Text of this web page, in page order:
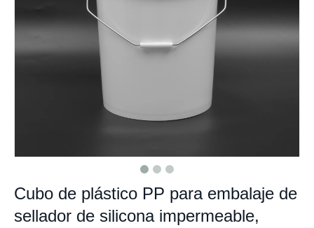
Cubo de plástico PP para embalaje de
sellador de silicona impermeable,